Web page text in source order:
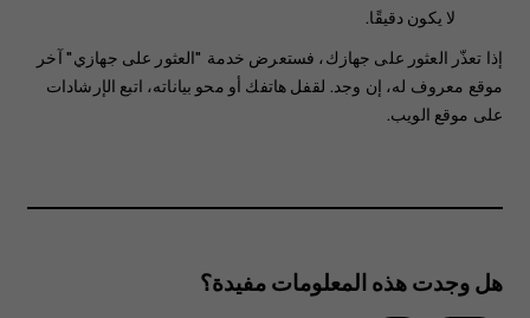
لا يكون دقيقًا.
إذا تعذّر العثور على جهازك، فستعرض خدمة "العثور على جهازي" آخر
موقع معروف له، إن وجد. لقفل هاتفك أو محو بياناته، اتبع الإرشادات
على موقع الويب.
هل وجدت هذه المعلومات مفيدة؟